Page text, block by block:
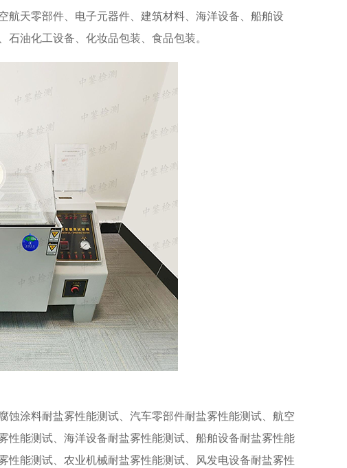
航天零部件、电子元器件、建筑材料、海洋设备、船舶设
油化工设备、化妆品包装、食品包装。
蚀涂料耐盐雾性能测试、汽车零部件耐盐雾性能测试、航空
性能测试、海洋设备耐盐雾性能测试、船舶设备耐盐雾性能
能测试、农业机械耐盐雾性能测试、风发电设备耐盐雾性